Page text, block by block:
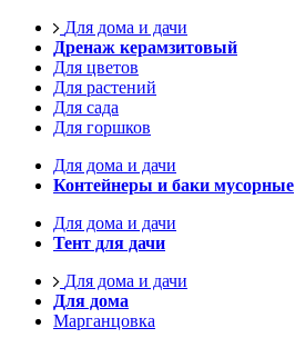
Для дома и дачи
Дренаж керамзитовый
Для цветов
Для растений
Для сада
Для горшков
Для дома и дачи
Контейнеры и баки мусорные
Для дома и дачи
Тент для дачи
Для дома и дачи
Для дома
Марганцовка